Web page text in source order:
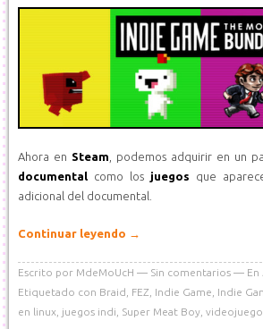
Ahora en Steam , podemos adquirir en un
documental como los juegos que
adicional del documental.
Continuar leyendo →
Escrito por MdeMoUcH Sin comentarios En
Etiquetado con Braid FEZ Indie Game Indie
en linux
juegos indi Super Meat Boy